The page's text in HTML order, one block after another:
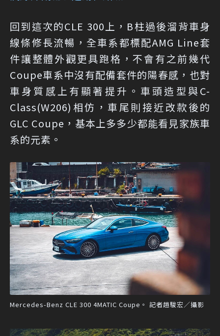
回到這次的CLE 300上，B柱過後溜背車身
線條修長流暢，全車系都標配AMG Line套
件讓整體外觀更具跑格，不會有之前幾代
Coupe車系中沒有配備套件的陽春感，也對
車身質感上有顯著提升。車頭造型與C-
Class(W206)相仿，車尾則接近改款後的
GLC Coupe，基本上多多少都能看見家族車
系的元素。
Mercedes-Benz CLE 300 4MATIC Coupe。 記者趙駿宏／攝影